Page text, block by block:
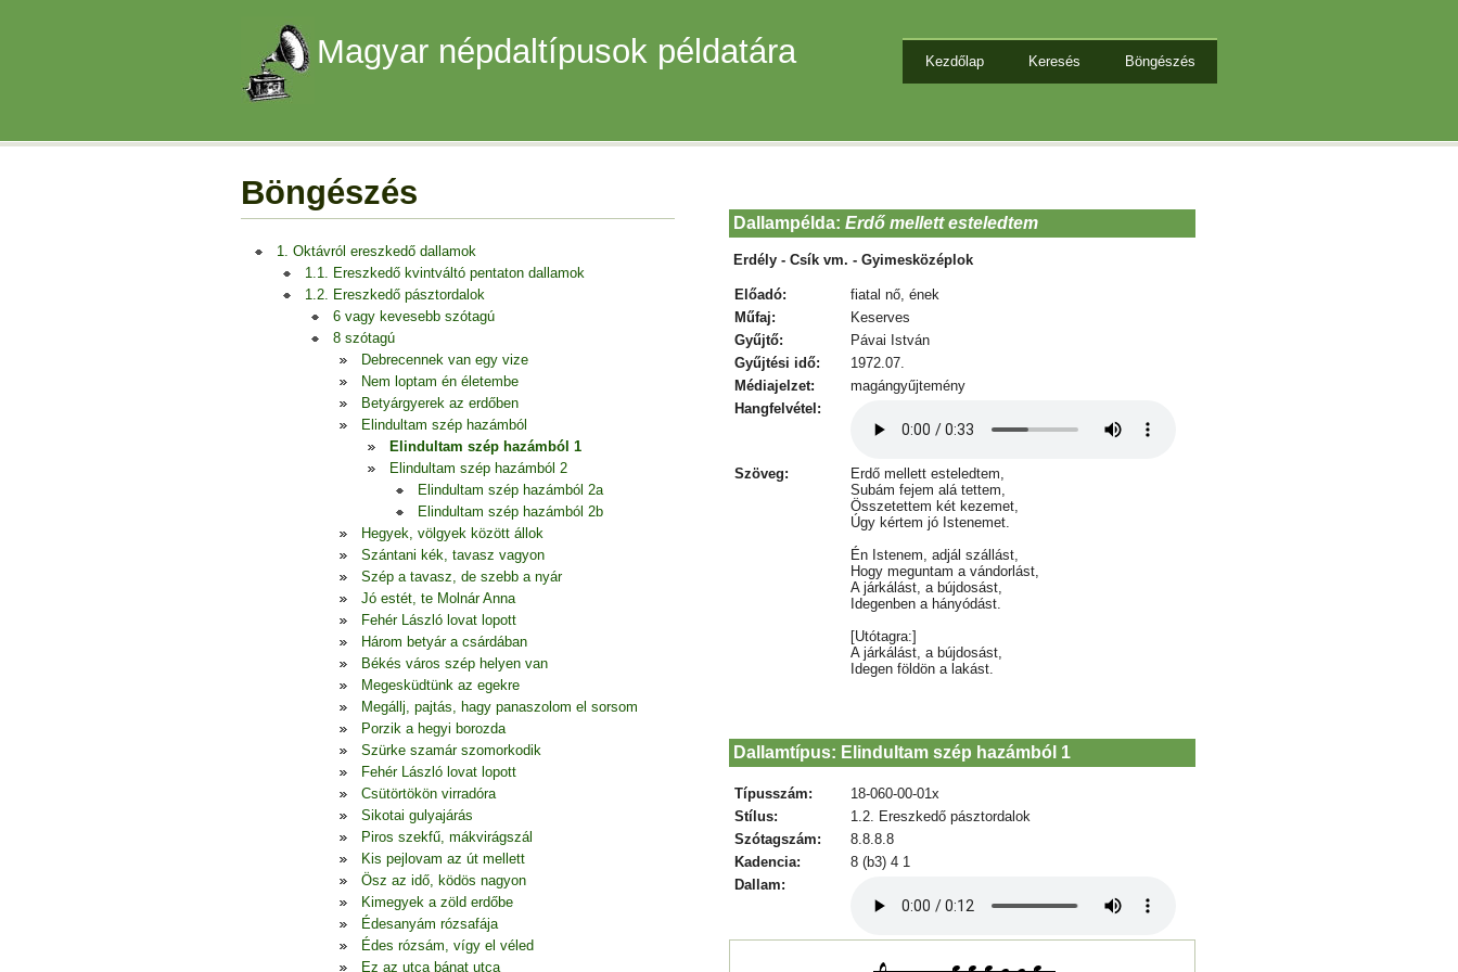
Magyar népdaltípusok példatára Kezdőlap Keresés Böngészés
Böngészés
1. Oktávról ereszkedő dallamok
1.1. Ereszkedő kvintváltó pentaton dallamok
1.2. Ereszkedő pásztordalok
6 vagy kevesebb szótagú
8 szótagú
Debrecennek van egy vize
Nem loptam én életembe
Betyárgyerek az erdőben
Elindultam szép hazámból
Elindultam szép hazámból 1
Elindultam szép hazámból 2
Elindultam szép hazámból 2a
Elindultam szép hazámból 2b
Hegyek, völgyek között állok
Szántani kék, tavasz vagyon
Szép a tavasz, de szebb a nyár
Jó estét, te Molnár Anna
Fehér László lovat lopott
Három betyár a csárdában
Békés város szép helyen van
Megesküdtünk az egekre
Megállj, pajtás, hagy panaszolom el sorsom
Porzik a hegyi borozda
Szürke szamár szomorkodik
Fehér László lovat lopott
Csütörtökön virradóra
Sikotai gulyajárás
Piros szekfű, mákvirágszál
Kis pejlovam az út mellett
Ösz az idő, ködös nagyon
Kimegyek a zöld erdőbe
Édesanyám rózsafája
Édes rózsám, vígy el véled
Ez az utca bánat utca
Dallampélda: Erdő mellett esteledtem
Erdély - Csík vm. - Gyimesközéplok
Előadó:
fiatal nő, ének
Műfaj:
Keserves
Gyűjtő:
Pávai István
Gyűjtési idő:
1972.07.
Médiajelzet:
magángyűjtemény
Hangfelvétel:
Szöveg:
Erdő mellett esteledtem,
Subám fejem alá tettem,
Összetettem két kezemet,
Úgy kértem jó Istenemet.
Én Istenem, adjál szállást,
Hogy meguntam a vándorlást,
A járkálást, a bújdosást,
Idegenben a hányódást.
[Utótagra:]
A járkálást, a bújdosást,
Idegen földön a lakást.
Dallamtípus: Elindultam szép hazámból 1
Típusszám:
18-060-00-01x
Stílus:
1.2. Ereszkedő pásztordalok
Szótagszám:
8.8.8.8
Kadencia:
8 (b3) 4 1
Dallam: